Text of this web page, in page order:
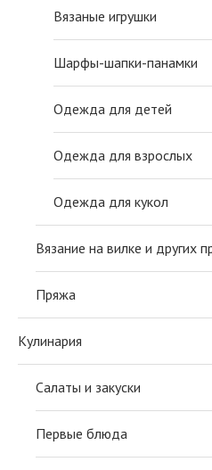
Вязаные игрушки
Шарфы-шапки-панамки
Одежда для детей
Одежда для взрослых
Одежда для кукол
Вязание на вилке и других
Пряжа
Кулинария
Салаты и закуски
Первые блюда